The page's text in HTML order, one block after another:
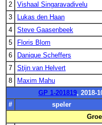
2
Vishaal Singaravadivelu
3
Lukas den Haan
4
Steve Gaasenbeek
5
Floris Blom
6
Danique Scheffers
7
Stijn van Helvert
8
Maxim Mahu
GP 1-201819, 2018-
#
speler